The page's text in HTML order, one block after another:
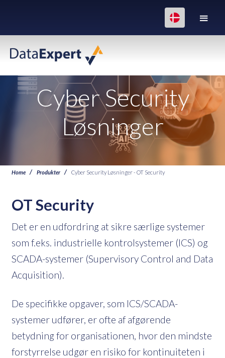
Cyber Security
Løsninger
Home Produkter Cyber Security Løsninger - OT Security
OT Security
Det er en udfordring at sikre særlige systemer
som f.eks. industrielle kontrolsystemer (ICS) og
SCADA-systemer (Supervisory Control and Data
Acquisition).
De specifikke opgaver, som ICS/SCADA-
systemer udfører, er ofte af afgørende
betydning for organisationen, hvor den mindste
forstyrrelse udgør en risiko for kontinuiteten i